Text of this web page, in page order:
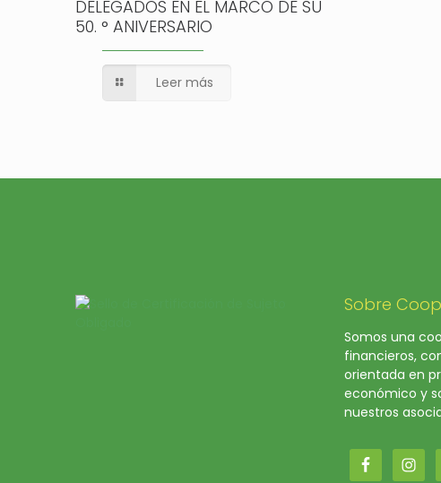
DELEGADOS EN EL MARCO DE SU
50. ° ANIVERSARIO
Leer más
Sobre
Somos una
financieros,
orientada en
económico y
nuestros